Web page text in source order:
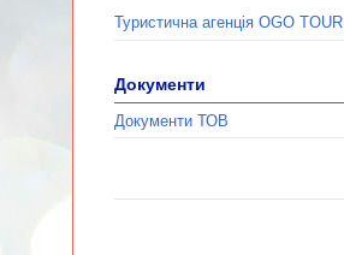
Туристична агенція ОGО TOUR
Документи
Документи ТОВ